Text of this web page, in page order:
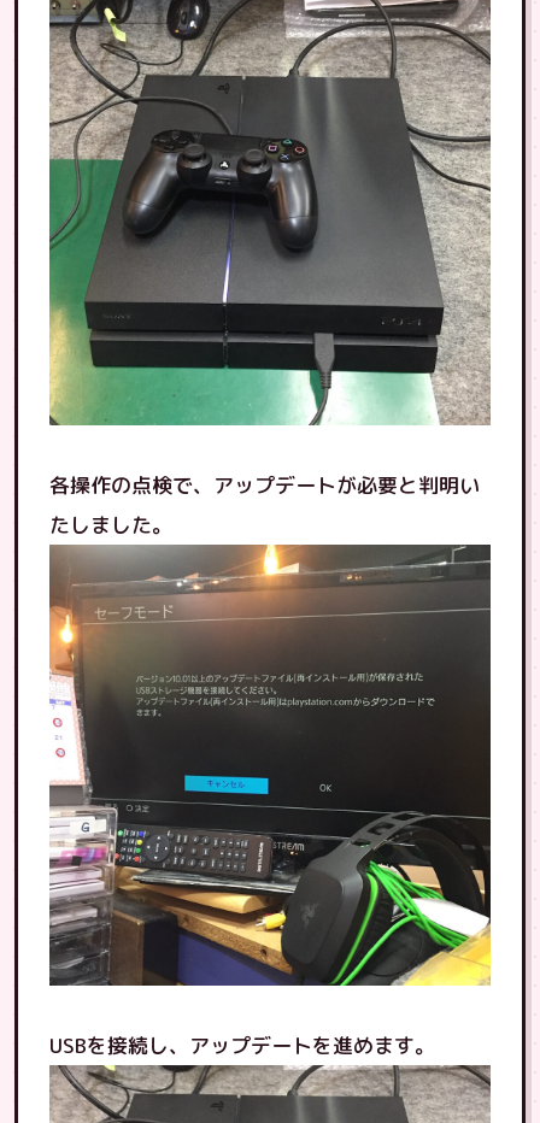
各操作の点検で、アップデートが必要と判明い
たしました。
USBを接続し、アップデートを進めます。